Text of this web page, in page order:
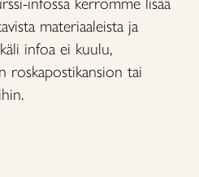
materiaaleista ja
infoa ei kuulu,
roskapostikansion tai